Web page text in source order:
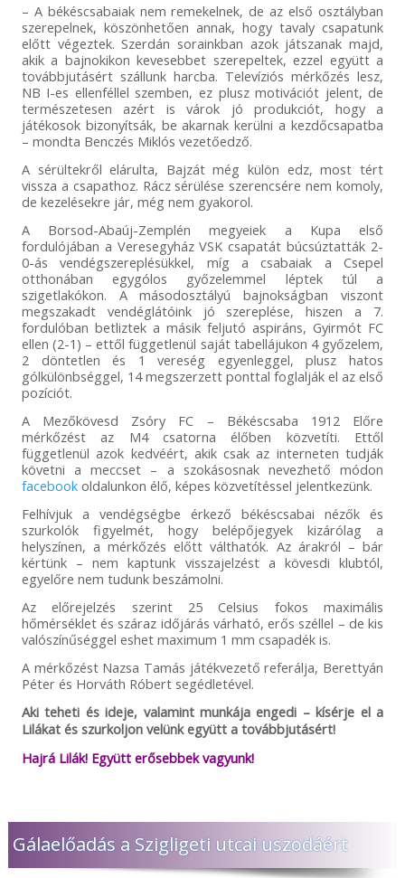
– A békéscsabaiak nem remekelnek, de az első osztályban
szerepelnek, köszönhetően annak, hogy tavaly csapatunk
előtt végeztek. Szerdán sorainkban azok játszanak majd,
akik a bajnokikon kevesebbet szerepeltek, ezzel együtt a
továbbjutásért szállunk harcba. Televíziós mérkőzés lesz,
NB I-es ellenféllel szemben, ez plusz motivációt jelent, de
természetesen azért is várok jó produkciót, hogy a
játékosok bizonyítsák, be akarnak kerülni a kezdőcsapatba
– mondta Benczés Miklós vezetőedző.
A sérültekről elárulta, Bajzát még külön edz, most tért
vissza a csapathoz. Rácz sérülése szerencsére nem komoly,
de kezelésekre jár, még nem gyakorol.
A Borsod-Abaúj-Zemplén megyeiek a Kupa első
fordulójában a Veresegyház VSK csapatát búcsúztatták 2-
0-ás vendégszereplésükkel, míg a csabaiak a Csepel
otthonában egygólos győzelemmel léptek túl a
szigetlakókon. A másodosztályú bajnokságban viszont
megszakadt vendéglátóink jó szereplése, hiszen a 7.
fordulóban betliztek a másik feljutó aspiráns, Gyirmót FC
ellen (2-1) – ettől függetlenül saját tabellájukon 4 győzelem,
2 döntetlen és 1 vereség egyenleggel, plusz hatos
gólkülönbséggel, 14 megszerzett ponttal foglalják el az első
pozíciót.
A Mezőkövesd Zsóry FC – Békéscsaba 1912 Előre
mérkőzést az M4 csatorna élőben közvetíti. Ettől
függetlenül azok kedvéért, akik csak az interneten tudják
követni a meccset – a szokásosnak nevezhető módon
facebookoldalunkon élő, képes közvetítéssel jelentkezünk.
Felhívjuk a vendégségbe érkező békéscsabai nézők és
szurkolók figyelmét, hogy belépőjegyek kizárólag a
helyszínen, a mérkőzés előtt válthatók. Az árakról – bár
kértünk – nem kaptunk visszajelzést a kövesdi klubtól,
egyelőre nem tudunk beszámolni.
Az előrejelzés szerint 25 Celsius fokos maximális
hőmérséklet és száraz időjárás várható, erős széllel – de kis
valószínűséggel eshet maximum 1 mm csapadék is.
A mérkőzést Nazsa Tamás játékvezető referálja, Berettyán
Péter és Horváth Róbert segédletével.
Aki teheti és ideje, valamint munkája engedi – kísérje el a
Lilákat és szurkoljon velünk együtt a továbbjutásért!
Hajrá Lilák! Együtt erősebbek vagyunk!
Gálaelőadás a Szigligeti utcai uszodáért